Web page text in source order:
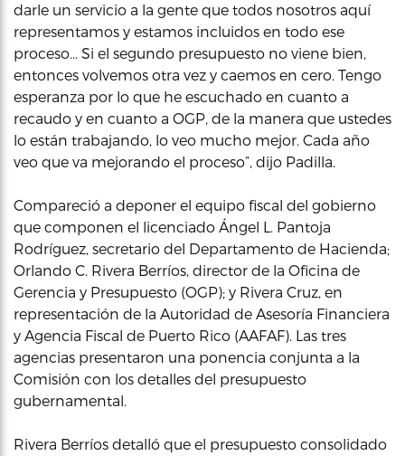
darle un servicio a la gente que todos nosotros aquí
representamos y estamos incluidos en todo ese
proceso… Si el segundo presupuesto no viene bien,
entonces volvemos otra vez y caemos en cero. Tengo
esperanza por lo que he escuchado en cuanto a
recaudo y en cuanto a OGP, de la manera que ustedes
lo están trabajando, lo veo mucho mejor. Cada año
veo que va mejorando el proceso”, dijo Padilla.
Compareció a deponer el equipo fiscal del gobierno
que componen el licenciado Ángel L. Pantoja
Rodríguez, secretario del Departamento de Hacienda;
Orlando C. Rivera Berríos, director de la Oficina de
Gerencia y Presupuesto (OGP); y Rivera Cruz, en
representación de la Autoridad de Asesoría Financiera
y Agencia Fiscal de Puerto Rico (AAFAF). Las tres
agencias presentaron una ponencia conjunta a la
Comisión con los detalles del presupuesto
gubernamental.
Rivera Berríos detalló que el presupuesto consolidado